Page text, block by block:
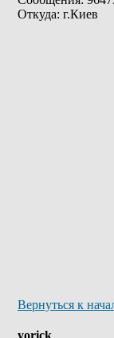
Откуда: г.Киев
Вернуться к
yorick